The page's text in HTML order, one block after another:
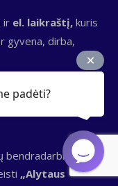
ir el. laikraštį, kuris
gyvena, dirba,
vieno populiariausių
„Alytaus
padėti?